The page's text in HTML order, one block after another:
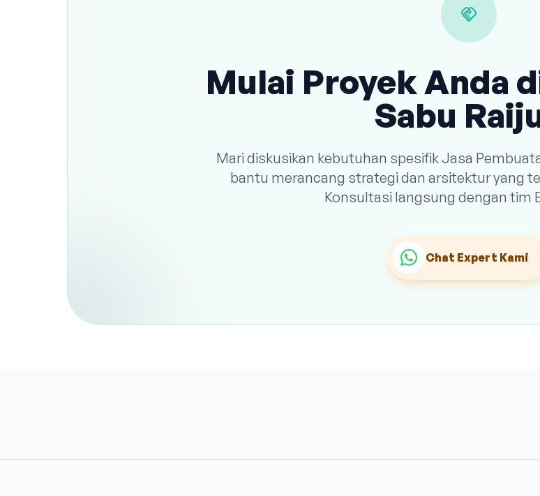
handshake
Mulai Proyek Anda
Sabu
Mari diskusikan kebutuhan spesifik Jasa
bantu merancang strategi dan arsitektur yang
Konsultasi langsung dengan tim
Chat Expert Kami